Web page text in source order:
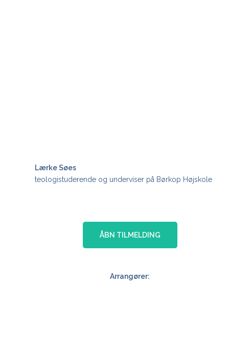
Lærke Søes
teologistuderende og underviser på Børkop Højskole
ÅBN TILMELDING
Arrangører: